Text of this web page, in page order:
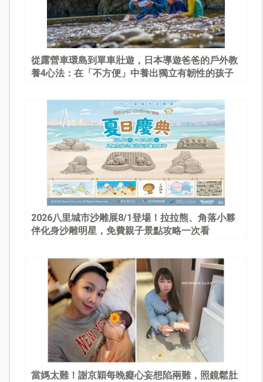
從露營車環島到單車壯遊，日本導遊爸爸的戶外教
養4心法：在「不方便」中養出獨立有韌性的孩子
2026八里城市沙雕展8/1登場！拉拉熊、角落小夥
伴化身沙雕明星，免費親子景點攻略一次看
當媽太難！謝京穎每晚癡心妄想陷兩難，照鏡鬆肚